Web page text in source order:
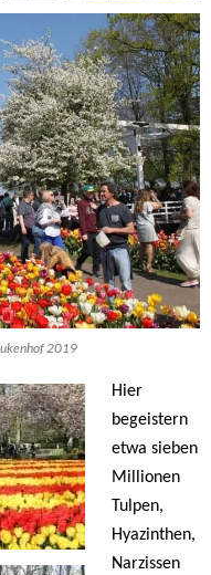
2019
Hier
begeistern
etwa sieben
Millionen
Tulpen,
Hyazinthen,
Narzissen